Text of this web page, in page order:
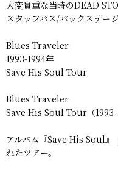
大変貴重な当時のDEAD
スタッフパス/バックステージ
Blues Traveler
1993-1994年
Save His Soul Tour
Blues Traveler
Save His Soul Tour（
アルバム『Save His Soul』
れたツアー。